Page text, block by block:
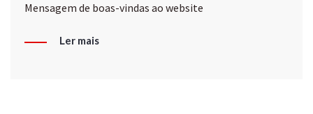
Mensagem de boas-vindas ao website
Ler mais